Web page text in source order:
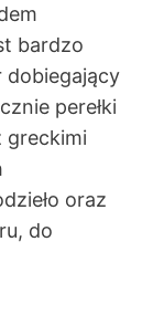
bardzo
dobiegający
perełki
greckimi
oraz
do